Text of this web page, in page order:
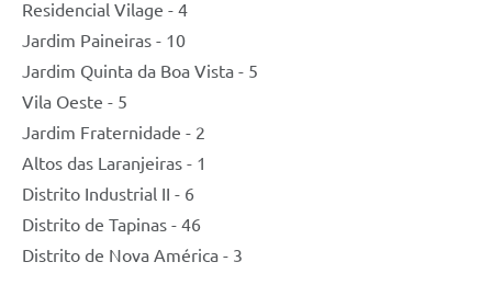
Residencial Vilage - 4
Jardim Paineiras - 10
Jardim Quinta da Boa Vista - 5
Vila Oeste - 5
Jardim Fraternidade - 2
Altos das Laranjeiras - 1
Distrito Industrial II - 6
Distrito de Tapinas - 46
Distrito de Nova América - 3